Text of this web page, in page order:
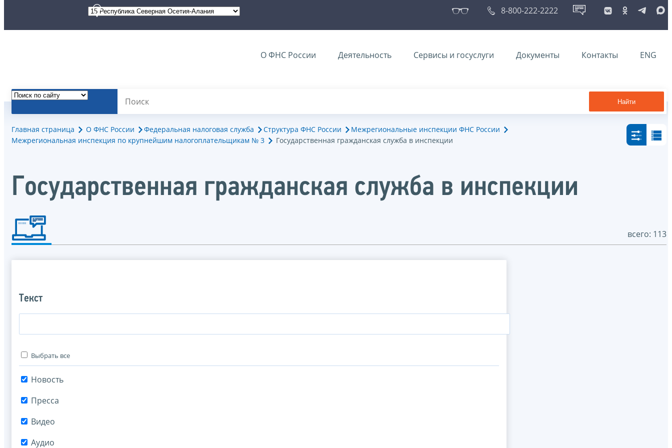
8-800-222-2222
О ФНС России Деятельность Сервисы и госуслуги Документы Контакты ENG
Найти
Главная страница О ФНС России Федеральная налоговая служба Структура ФНС России
Межрегиональные инспекции ФНС России
Межрегиональная инспекция по крупнейшим налогоплательщикам № 3
Государственная гражданская служба в инспекции
Государственная гражданская служба в инспекции
всего: 113
Текст
Выбрать все
Новость
Пресса
Видео
Аудио